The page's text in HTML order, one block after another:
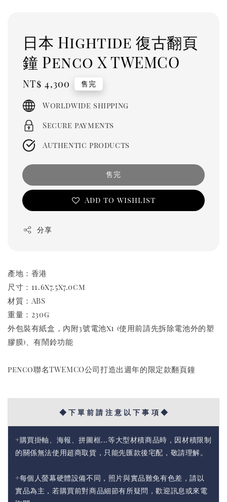
日本 Hightide 復古翻頁
鐘 Penco X TWEMCO
Regular
price
NT$ 4,300 售完
Worldwide shipping
Secure payments
Authentic products
售完
Add to wishlist
分享
產地：香港
尺寸：11.6x7.5x7.0cm
材質：ABS
重量：230g
外包裝有紙盒，內附3號電池x1 (使用前請先拆除電池外的塑
膠膜)、有鬧鈴功能
penco聯名TWEMCO公司打造出週年的限定款翻頁鐘
◆ 下 單 前 請 注 意 以 下 事 項 ◆
+購買掛軸、海報、拼圖框...等大型材積商品時，因材積限制
的關係無法使用超商取貨，只能先匯款後宅配，敬請理解。
+每個人螢幕硬體設備不同，照片與實品難免有色差，請以
實品為主，若購買前對商品細節有所疑問，歡迎訊息或來電